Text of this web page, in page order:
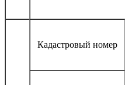
Кадастровый номер